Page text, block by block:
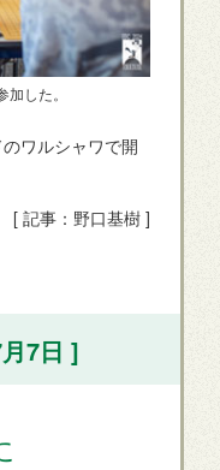
した。
ワルシャワで開
[ 記事：野口基樹 ]
7日 ]